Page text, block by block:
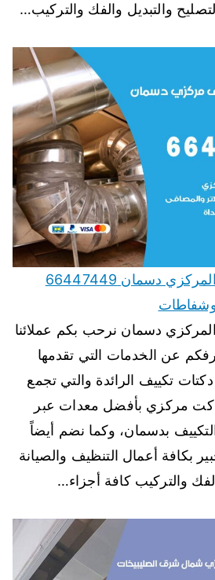
والتبديل والفك والتركيب…
تنظيف دكت التكييف المركزي دسمان 66447449
دسمان نرحب بكم عملائنا
عن الخدمات التي تقدمها
تكييف الرائدة والتي تجمع
مركزي بأفضل معدات عبر
بدسمان، وكما نضم أيضاً
بكافة أعمال التنظيف والصيانة
والتركيب كافة أجزاء…